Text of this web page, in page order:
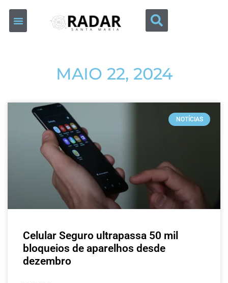
MAIO 22, 2024
NOTÍCIAS
Celular Seguro ultrapassa 50 mil
bloqueios de aparelhos desde
dezembro